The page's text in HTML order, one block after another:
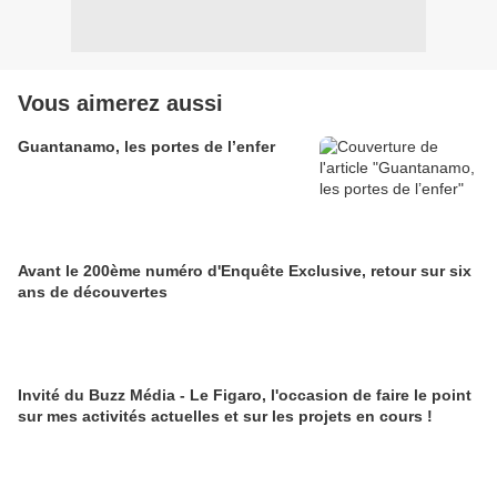
Vous aimerez aussi
Guantanamo, les portes de l’enfer
Avant le 200ème numéro d'Enquête Exclusive, retour sur six
ans de découvertes
Invité du Buzz Média - Le Figaro, l'occasion de faire le point
sur mes activités actuelles et sur les projets en cours !